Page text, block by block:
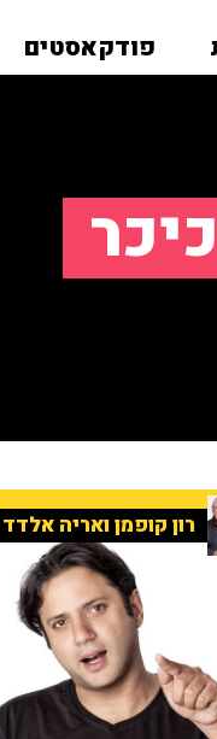
פודקאסטים
רון קופמן ואריה אלדד